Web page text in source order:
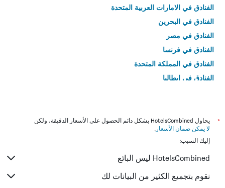
الفنادق في الامارات العربية المتحدة
الفنادق في البحرين
الفنادق في مصر
الفنادق في فرنسا
الفنادق في المملكة المتحدة
الفنادق في إيطاليا
*
يحاول HotelsCombined بشكل دائم الحصول على الأسعار الدقيقة، ولكن
لا يمكن ضمان الأسعار .
إليك السبب:
HotelsCombined ليس البائع
نقوم بتجميع الكثير من البيانات لك